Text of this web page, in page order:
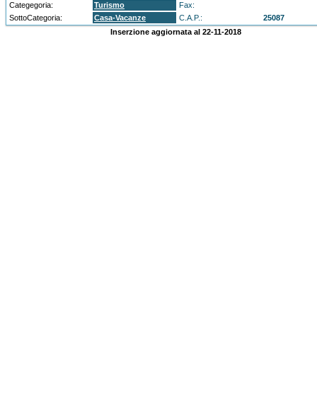
Categegoria:
Turismo
Fax:
SottoCategoria:
Casa-Vacanze C.A.P.:
25087
Inserzione aggiornata al 22-11-2018